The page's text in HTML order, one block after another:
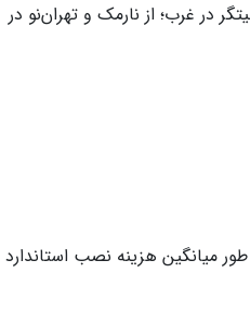
در غرب؛ از نارمک و تهران‌نو در
میانگین هزینه نصب استاندارد